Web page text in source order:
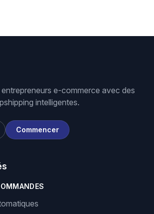
e-commerce avec des
intelligentes.
Commencer